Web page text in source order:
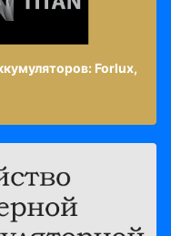
Forlux,